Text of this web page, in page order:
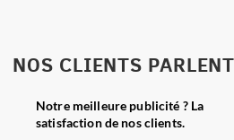
NOS CLIENTS
Notre meilleure publicité ? La
satisfaction de nos clients.